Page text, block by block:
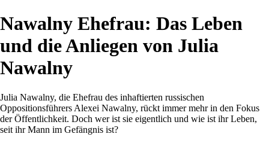
Nawalny Ehefrau: Das Leben
und die Anliegen von Julia
Nawalny
Julia Nawalny, die Ehefrau des inhaftierten russischen
Oppositionsführers Alexei Nawalny, rückt immer mehr in den Fokus
der Öffentlichkeit. Doch wer ist sie eigentlich und wie ist ihr Leben,
seit ihr Mann im Gefängnis ist?